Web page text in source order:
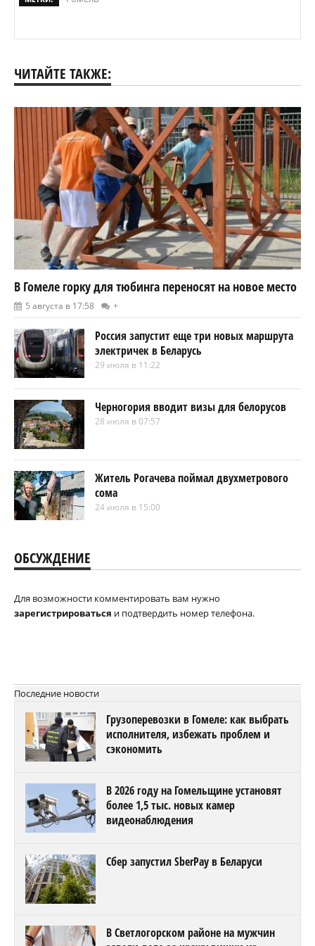
ЧИТАЙТЕ ТАКЖЕ:
В Гомеле горку для тюбинга переносят на новое место
5 августа в 17:58 +
Россия запустит еще три новых маршрута
электричек в Беларусь
29 июля в 11:22
Черногория вводит визы для белорусов
28 июля в 07:57
Житель Рогачева поймал двухметрового
сома
24 июля в 15:00
ОБСУЖДЕНИЕ
Для возможности комментировать вам нужно
зарегистрироваться и подтвердить номер телефона.
Последние новости
Грузоперевозки в Гомеле: как выбрать
исполнителя, избежать проблем и
сэкономить
В 2026 году на Гомельщине установят
более 1,5 тыс. новых камер
видеонаблюдения
Сбер запустил SberPay в Беларуси
В Светлогорском районе на мужчин